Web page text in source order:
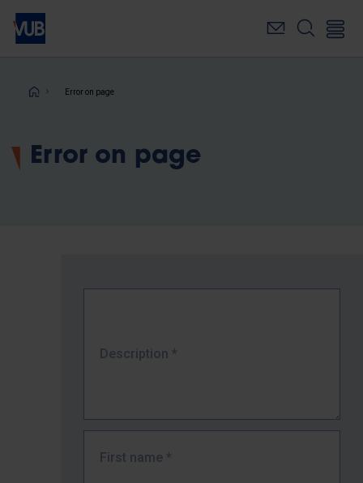
Skip
main
Breadcrumb
Error on page
Error on page
Description *
First name *